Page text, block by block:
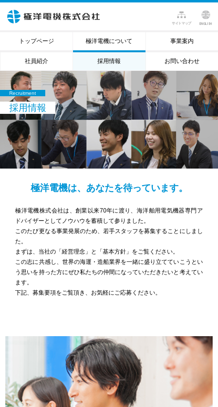
トップページ 極洋電機について 事業案内
社員紹介 採用情報 お問い合わせ
サイトマップ ENGLISH
Recruitment
採用情報
極洋電機は、あなたを待っています。
極洋電機株式会社は、創業以来70年に渡り、海洋舶用電気機器専門ア
ドバイザーとしてノウハウを蓄積して参りました。
このたび更なる事業発展のため、若手スタッフを募集することにしまし
た。
まずは、当社の「経営理念」と「基本方針」をご覧ください。
この志に共感し、世界の海運・造船業界を一緒に盛り立てていこうとい
う思いを持った方にぜひ私たちの仲間になっていただきたいと考えてい
ます。
下記、募集要項をご覧頂き、お気軽にご応募ください。